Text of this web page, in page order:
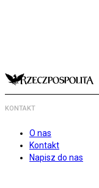
KONTAKT
O nas
Kontakt
Napisz do nas